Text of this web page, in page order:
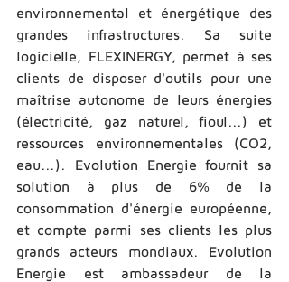
environnemental et énergétique des
grandes infrastructures. Sa suite
logicielle, FLEXINERGY, permet à ses
clients de disposer d'outils pour une
maîtrise autonome de leurs énergies
(électricité, gaz naturel, fioul...) et
ressources environnementales (CO2,
eau...). Evolution Energie fournit sa
solution à plus de 6% de la
consommation d'énergie européenne,
et compte parmi ses clients les plus
grands acteurs mondiaux. Evolution
Energie est ambassadeur de la